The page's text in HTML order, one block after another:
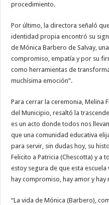
procedimiento.
Por último, la directora señaló
identidad propia encontró su
de Mónica Barbero de Salvay,
compromiso, empatía y por su
como herramientas de
muchísima emoción”.
Para cerrar la ceremonia, Melina
del Municipio, resaltó la
es un acto donde todos nos
que una comunidad educativa
para servir, sin dudas hoy, su
Felicito a Patricia (Chescotta) y a
estoy segura de que esta
hay compromiso, hay amor y hay
“La vida de Mónica (Barbero),